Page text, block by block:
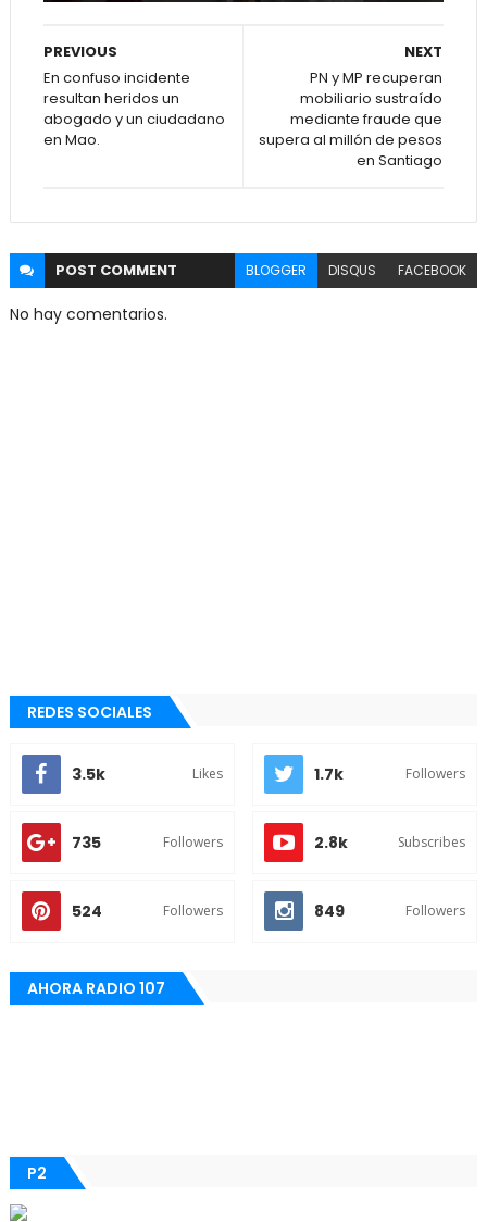
NEXT
PN y MP recuperan
mobiliario sustraído
mediante fraude que
supera al millón de pesos
en Santiago
PREVIOUS
En confuso incidente
resultan heridos un
abogado y un ciudadano
en Mao.
POST COMMENT BLOGGER DISQUS FACEBOOK
No hay comentarios.
REDES SOCIALES
3.5k Likes 1.7k Followers
735 Followers 2.8k Subscribes
524 Followers 849 Followers
AHORA RADIO 107
P2